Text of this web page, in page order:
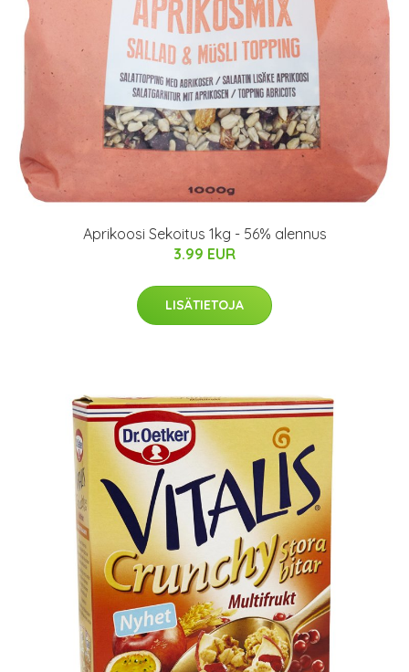
Aprikoosi Sekoitus 1kg - 56% alennus
3.99 EUR
LISÄTIETOJA